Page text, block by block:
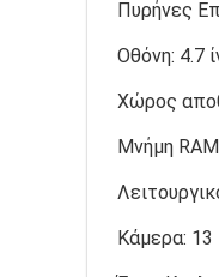
Πυρήνες
Οθόνη: 4.7
Χώρος
Μνήμη
Κάμερα: 13